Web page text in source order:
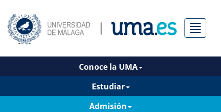
Menú
Conoce la UMA
Estudiar
Admisión